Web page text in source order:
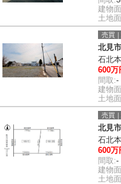
建物
土地
売買
北見
石北
600万
間取:-
建物
土地
売買
北見
石北
600万
間取:-
建物
土地